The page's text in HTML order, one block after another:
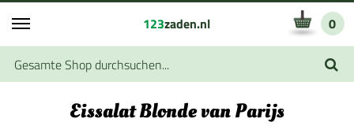
123zaden.nl 0
Eissalat Blonde van Parijs